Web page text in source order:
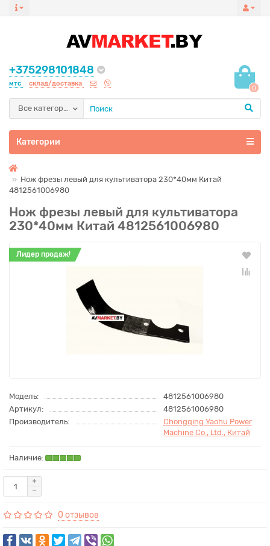
+375298101848
мтс склад/доставка
0
Все категории
Категории
Нож фрезы левый для культиватора 230*40мм Китай
4812561006980
Нож фрезы левый для культиватора
230*40мм Китай 4812561006980
Лидер продаж!
Модель:
4812561006980
Артикул:
4812561006980
Производитель:
Chongqing Yaohu Power
Machine Co., Ltd., Китай
0 отзывов